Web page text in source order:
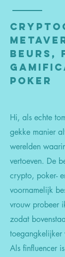
beurs,
Poker
Hi, als echte
gekke manier
werelden
vertoeven. De
crypto, poker-
voornamelijk
vrouw probeer
zodat
toegangkelijker
Als finfluencer